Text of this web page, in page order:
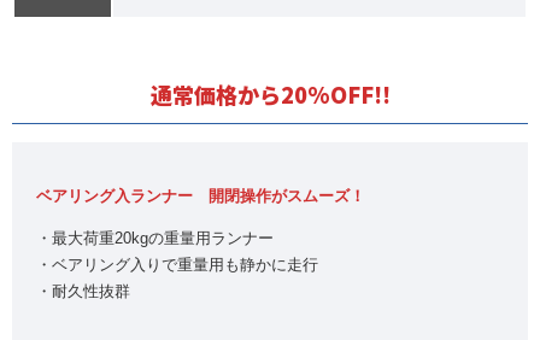
通常価格から20%OFF!!
ベアリング入ランナー 開閉操作がスムーズ！
・最大荷重20kgの重量用ランナー
・ベアリング入りで重量用も静かに走行
・耐久性抜群